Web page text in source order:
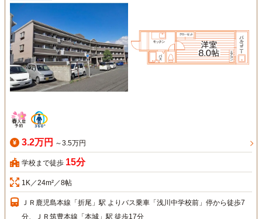
3.2万円 ～3.5万円
学校まで徒歩 15分
1K／24m²／8帖
ＪＲ鹿児島本線「折尾」駅 よりバス乗車「浅川中学校前」停から徒歩7
分、ＪＲ筑豊本線「本城」駅 徒歩17分